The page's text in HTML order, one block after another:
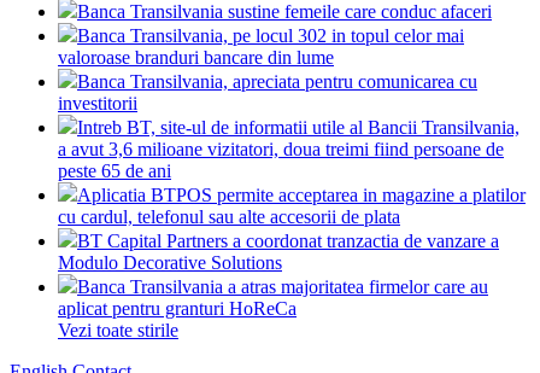
Banca Transilvania sustine femeile care conduc afaceri
Banca Transilvania, pe locul 302 in topul celor mai
valoroase branduri bancare din lume
Banca Transilvania, apreciata pentru comunicarea cu
investitorii
Intreb BT, site-ul de informatii utile al Bancii Transilvania,
a avut 3,6 milioane vizitatori, doua treimi fiind persoane de
peste 65 de ani
Aplicatia BTPOS permite acceptarea in magazine a platilor
cu cardul, telefonul sau alte accesorii de plata
BT Capital Partners a coordonat tranzactia de vanzare a
Modulo Decorative Solutions
Banca Transilvania a atras majoritatea firmelor care au
aplicat pentru granturi HoReCa
Vezi toate stirile